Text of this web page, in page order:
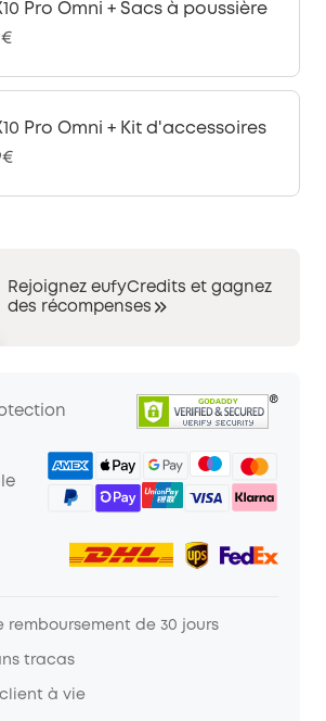
Pro Omni + Sacs à poussière
Pro Omni + Kit d'accessoires
Rejoignez eufyCredits et gagnez
des récompenses
remboursement de 30 jours
tracas
à vie